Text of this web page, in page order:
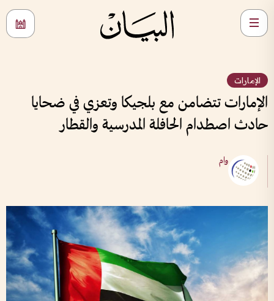
الإمارات
الإمارات تتضامن مع بلجيكا وتعزي في ضحايا
حادث اصطدام الحافلة المدرسية والقطار
وام